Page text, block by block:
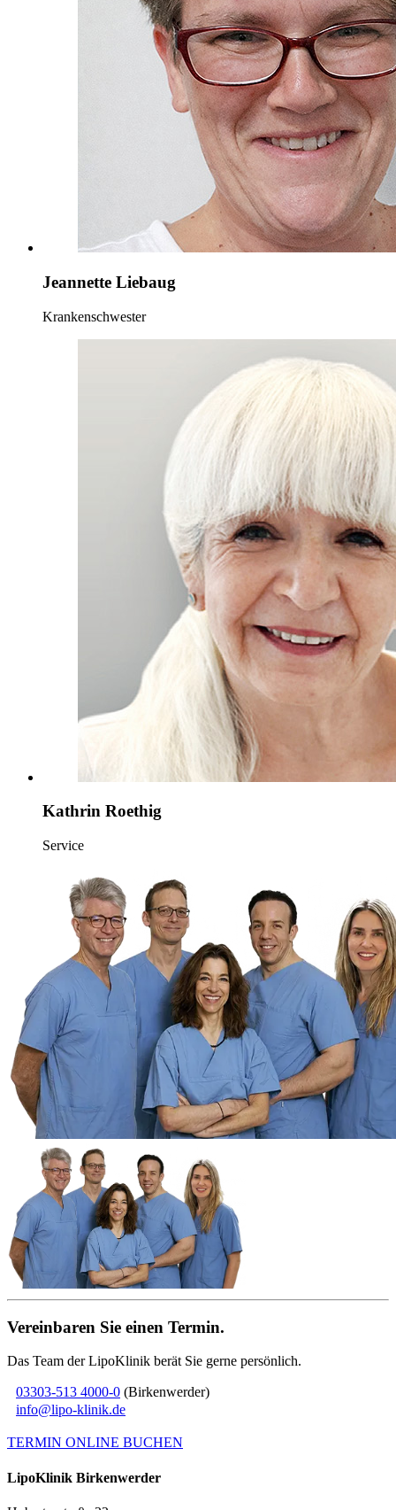
Jeannette Liebaug
Krankenschwester
Kathrin Roethig
Service
Vereinbaren Sie einen Termin.
Das Team der LipoKlinik berät Sie gerne persönlich.
03303-513 4000-0 (Birkenwerder)
info@lipo-klinik.de
TERMIN ONLINE BUCHEN
LipoKlinik Birkenwerder